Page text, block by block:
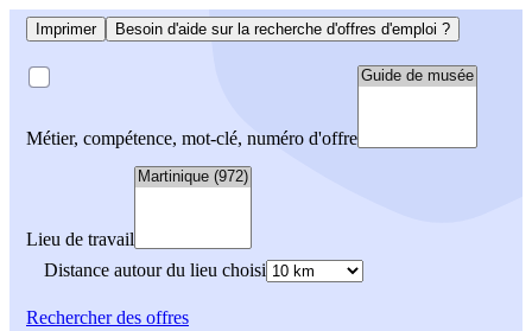
Imprimer Besoin d'aide sur la recherche d'offres d'emploi ?
Métier, compétence, mot-clé, numéro d'offre
Lieu de travail
Distance autour du lieu choisi
Rechercherdes offres